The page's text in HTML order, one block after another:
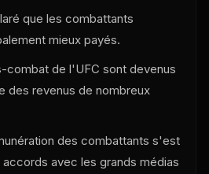
que les combattants
mieux payés.
combat de l'UFC sont devenus
des revenus de nombreux
des combattants s'est
avec les grands médias